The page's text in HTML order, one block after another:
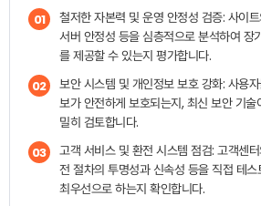
01
철저한 자본력 및 운영 안정성 검증: 사이
서버 안정성 등을 심층적으로 분석하여 장
를 제공할 수 있는지 평가합니다.
02
보안 시스템 및 개인정보 보호 강화: 사용
보가 안전하게 보호되는지, 최신 보안 기
밀히 검토합니다.
03
고객 서비스 및 환전 시스템 점검: 고객센
전 절차의 투명성과 신속성 등을 직접 테
최우선으로 하는지 확인합니다.